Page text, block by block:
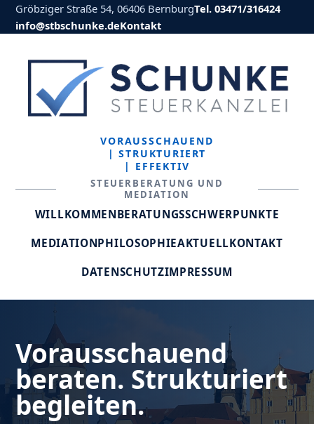
Gröbziger Straße 54, 06406 BernburgTel. 03471/316424
info@stbschunke.deKontakt
VORAUSSCHAUEND
| STRUKTURIERT
| EFFEKTIV
STEUERBERATUNG UND
MEDIATION
WILLKOMMENBERATUNGSSCHWERPUNKTE
MEDIATIONPHILOSOPHIEAKTUELLKONTAKT
DATENSCHUTZIMPRESSUM
Vorausschauend
beraten. Strukturiert
begleiten.